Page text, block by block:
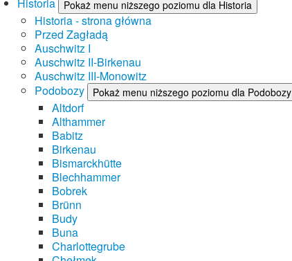
Historia
Pokaż menu niższego poziomu dla Historia
Historia - strona główna
Przed Zagładą
Auschwitz I
Auschwitz II-Birkenau
Auschwitz III-Monowitz
Podobozy
Pokaż menu niższego poziomu dla Podobozy
Altdorf
Althammer
Babitz
Birkenau
Bismarckhütte
Blechhammer
Bobrek
Brünn
Budy
Buna
Charlottegrube